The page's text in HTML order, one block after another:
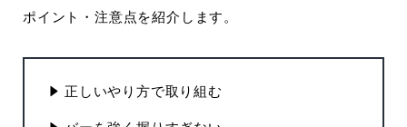
ポイント・注意点を紹介します。
正しいやり方で取り組む